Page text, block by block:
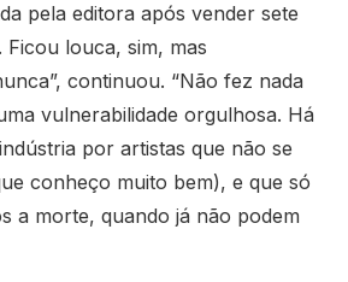
pela editora após vender sete
Ficou louca, sim, mas
continuou. “Não fez nada
vulnerabilidade orgulhosa. Há
por artistas que não se
conheço muito bem), e que só
a morte, quando já não podem